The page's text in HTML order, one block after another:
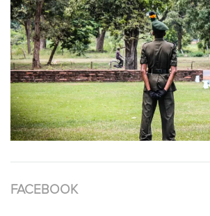
FACEBOOK